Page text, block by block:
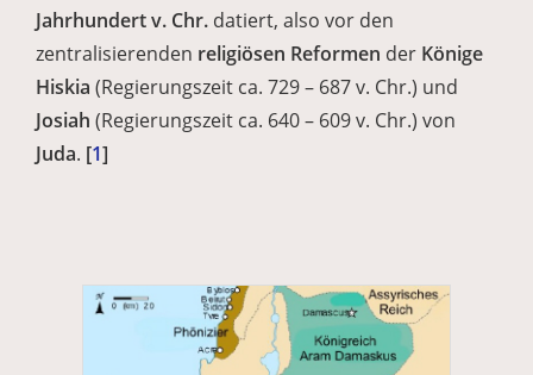
Jahrhundert v. Chr. datiert, also vor den
zentralisierenden religiösen Reformen der Könige
Hiskia (Regierungszeit ca. 729 – 687 v. Chr.) und
Josiah (Regierungszeit ca. 640 – 609 v. Chr.) von
Juda. [1]